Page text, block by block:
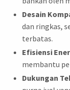
Desain
dan ringkas,
terbatas.
Efisiensi
membantu
Dukungan